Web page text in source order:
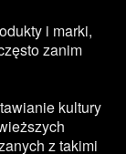
i marki,
zanim
kultury
z takimi